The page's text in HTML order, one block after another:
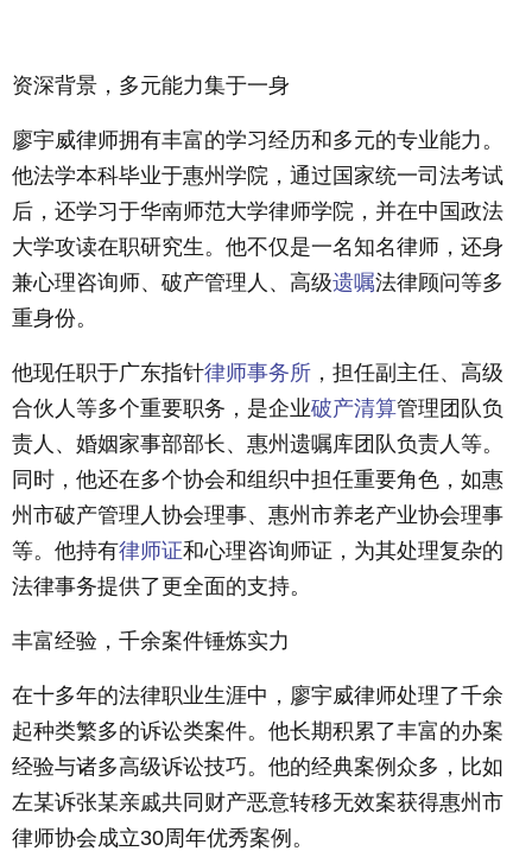
资深背景，多元能力集于一身
廖宇威律师拥有丰富的学习经历和多元的专业能力。
他法学本科毕业于惠州学院，通过国家统一司法考试
后，还学习于华南师范大学律师学院，并在中国政法
大学攻读在职研究生。他不仅是一名知名律师，还身
兼心理咨询师、破产管理人、高级遗嘱法律顾问等多
重身份。
他现任职于广东指针律师事务所 ，担任副主任、高级
合伙人等多个重要职务，是企业破产清算管理团队负
责人、婚姻家事部部长、惠州遗嘱库团队负责人等。
同时，他还在多个协会和组织中担任重要角色，如惠
州市破产管理人协会理事、惠州市养老产业协会理事
等。他持有律师证和心理咨询师证，为其处理复杂的
法律事务提供了更全面的支持。
丰富经验，千余案件锤炼实力
在十多年的法律职业生涯中，廖宇威律师处理了千余
起种类繁多的诉讼类案件。他长期积累了丰富的办案
经验与诸多高级诉讼技巧。他的经典案例众多，比如
左某诉张某亲戚共同财产恶意转移无效案获得惠州市
律师协会成立30周年优秀案例。